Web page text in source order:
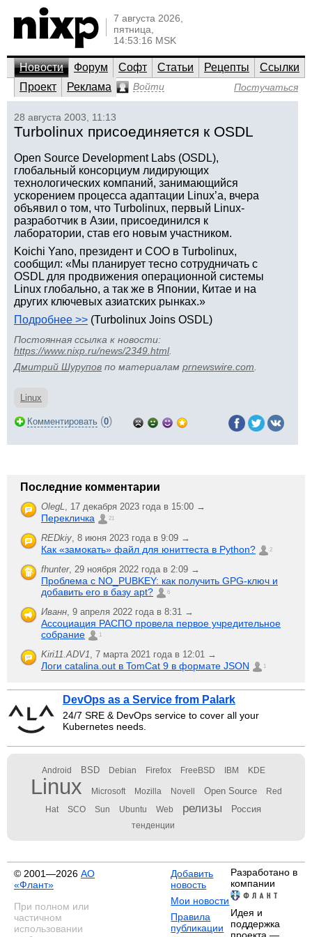
7 августа 2026,
пятница,
14:53:16 MSK
Новости Форум Софт Статьи Рецепты
Ссылки
Проект
Реклама Войти Постучаться
28 августа 2003, 11:13
Turbolinux присоединяется к OSDL
Open Source Development Labs (OSDL),
глобальный консорциум лидирующих
технологических компаний, занимающийся
ускорением процесса адаптации Linux’а, вчера
объявил о том, что Turbolinux, первый Linux-
разработчик в Азии, присоединился к
лаборатории, став его новым участником.
Koichi Yano, президент и COO в Turbolinux,
сообщил: «Мы планирует тесно сотрудничать с
OSDL для продвижения операционной системы
Linux глобально, а так же в Японии, Китае и на
других ключевых азиатских рынках.»
Подробнее >> (Turbolinux Joins OSDL)
Постоянная ссылка к новости:
https://www.nixp.ru/news/2349.html.
Дмитрий Шурупов по материалам prnewswire.com
Linux
Комментировать (0)
Последние комментарии
OlegL, 17 декабря 2023 года в 15:00 →
Перекличка 21
REDkiy, 8 июня 2023 года в 9:09 →
Как «замокать» файл для юниттеста в Python? 2
fhunter, 29 ноября 2022 года в 2:09 →
Проблема с NO_PUBKEY: как получить GPG-ключ и
добавить его в базу apt?
6
Иванн, 9 апреля 2022 года в 8:31 →
Ассоциация РАСПО провела первое учредительное
собрание
1
Kiri11.ADV1, 7 марта 2021 года в 12:01 →
Логи catalina.out в TomCat 9 в формате JSON 1
DevOps as a Service from Palark
24/7 SRE & DevOps service to cover all your
Kubernetes needs.
Android BSD Debian Firefox FreeBSD IBM KDE
Linux Microsoft Mozilla Novell Open Source Red
Hat SCO Sun Ubuntu Web релизы Россия
тенденции
© 2001—2026 АО
«Флант»
При полном или
частичном
использовании
Добавить
новость
Мои новости
Правила
публикации
Разработано в
компании
Идея и
поддержка